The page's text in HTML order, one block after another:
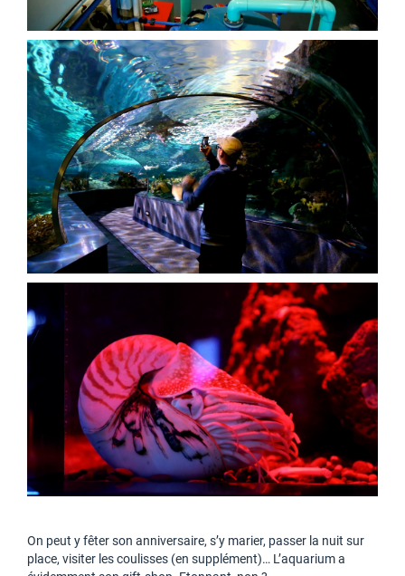
On peut y fêter son anniversaire, s’y marier, passer la nuit sur
place, visiter les coulisses (en supplément)… L’aquarium a